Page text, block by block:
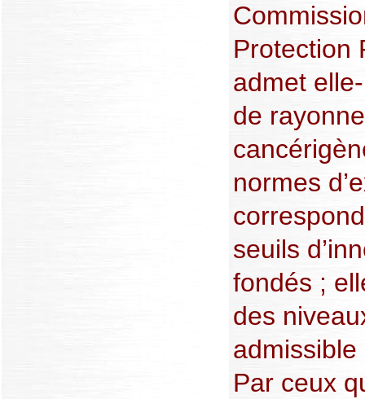
Protection
admet
de
normes
seuils
fondés ;
des
Par ceux